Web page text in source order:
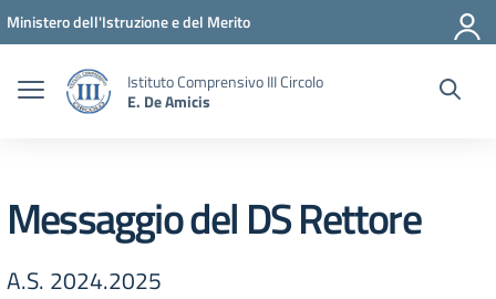
Vai ai contenuti
Vai al menu di navigazione
Vai al footer
Ministero dell'Istruzione e del Merito
Istituto Comprensivo III Circolo
E. De Amicis
Messaggio del DS Rettore
A.S. 2024.2025